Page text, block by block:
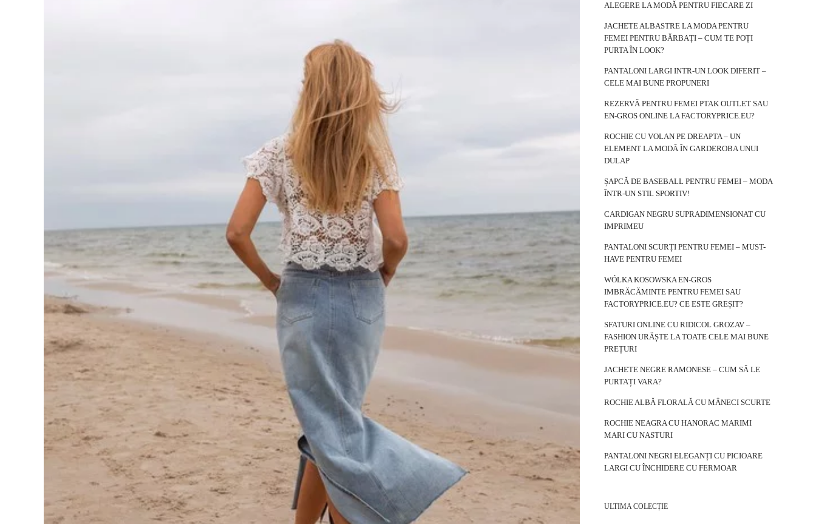
ALEGERE LA MODĂ PENTRU FIECARE ZI
JACHETE ALBASTRE LA MODA PENTRU
FEMEI PENTRU BĂRBAȚI – CUM TE POȚI
PURTA ÎN LOOK?
PANTALONI LARGI INTR-UN LOOK DIFERIT –
CELE MAI BUNE PROPUNERI
REZERVĂ PENTRU FEMEI PTAK OUTLET SAU
EN-GROS ONLINE LA FACTORYPRICE.EU?
ROCHIE CU VOLAN PE DREAPTA – UN
ELEMENT LA MODĂ ÎN GARDEROBA UNUI
DULAP
ȘAPCĂ DE BASEBALL PENTRU FEMEI – MODA
ÎNTR-UN STIL SPORTIV!
CARDIGAN NEGRU SUPRADIMENSIONAT CU
IMPRIMEU
PANTALONI SCURȚI PENTRU FEMEI – MUST-
HAVE PENTRU FEMEI
WÓLKA KOSOWSKA EN-GROS
IMBRĂCĂMINTE PENTRU FEMEI SAU
FACTORYPRICE.EU? CE ESTE GREȘIT?
SFATURI ONLINE CU RIDICOL GROZAV –
FASHION URĂȘTE LA TOATE CELE MAI BUNE
PREȚURI
JACHETE NEGRE RAMONESE – CUM SĂ LE
PURTAȚI VARA?
ROCHIE ALBĂ FLORALĂ CU MÂNECI SCURTE
ROCHIE NEAGRA CU HANORAC MARIMI
MARI CU NASTURI
PANTALONI NEGRI ELEGANȚI CU PICIOARE
LARGI CU ÎNCHIDERE CU FERMOAR
ULTIMA COLECȚIE